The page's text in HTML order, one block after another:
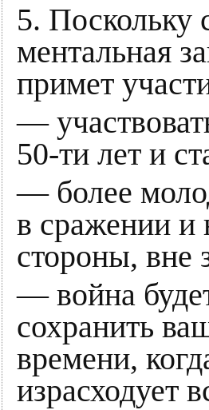
5. Поскольку
ментальная
примет
—
50-ти лет и
— более
в сражении и
стороны, вне
— война
сохранить
времени,
израсходует